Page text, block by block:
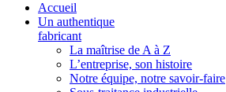
Accueil
Un authentique
fabricant
La maîtrise de A à Z
L’entreprise, son histoire
Notre équipe, notre savoir-faire